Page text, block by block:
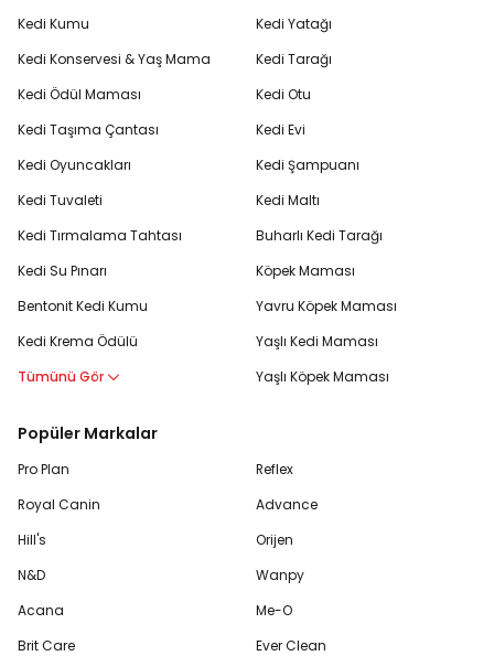
Kedi Kumu
Kedi Konservesi & Yaş Mama
Kedi Ödül Maması
Kedi Taşıma Çantası
Kedi Oyuncakları
Kedi Tuvaleti
Kedi Tırmalama Tahtası
Kedi Su Pınarı
Bentonit Kedi Kumu
Kedi Krema Ödülü
Tümünü Gör
Kedi Yatağı
Kedi Tarağı
Kedi Otu
Kedi Evi
Kedi Şampuanı
Kedi Maltı
Buharlı Kedi Tarağı
Köpek Maması
Yavru Köpek Maması
Yaşlı Kedi Maması
Yaşlı Köpek Maması
Popüler Markalar
Pro Plan
Royal Canin
Hill's
N&D
Acana
Brit Care
Reflex
Advance
Orijen
Wanpy
Me-O
Ever Clean